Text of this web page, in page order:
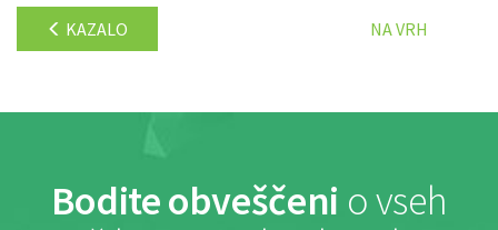
KAZALO NA VRH
Bodite obveščeni o vseh